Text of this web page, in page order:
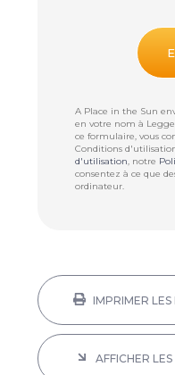
A Place in the Sun
en votre nom à
ce formulaire, vous
Conditions
d'utilisation, notre
consentez à ce que
ordinateur.
IMPRIMER
AFFICHER